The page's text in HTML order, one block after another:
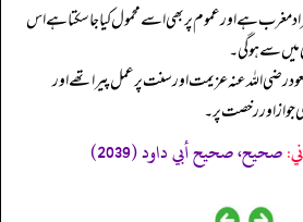
مغرب ہے اور عموم پربھی اسے محمول کیا جا سکتا ہے اس
سے ہو گی۔
رضی الله عنہ عزیمت اور سنت پر عمل پیرا تھے اور
اور رخصت پر۔
صحيح، صحيح أبي داود (2039)